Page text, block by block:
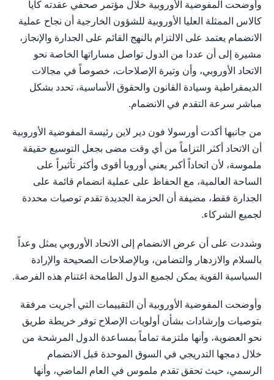
وأوضحت المفوضية الأوروبية خلال مؤتمر صحفي عقدته كايا
كالاس الممثلة العليا الأوروبية للشؤون الخارجية أن نجاح عملية
الانضمام يعتمد على الالتزام بالنهج القائم على الجدارة والإنجاز،
مشيرة إلى أن عددا من الدول تواصل مساراتها الخاصة نحو
الاتحاد الأوروبي، وأن وتيرة الإصلاحات، خصوصاً في مجالات
الديمقراطية وسيادة القانون والحقوق الأساسية، تحدد بشكل
مباشر سرعة التقدم في الانضمام.
من جانبها أكدت أورسولا فون دير لاين رئيسة المفوضية الأوروبية
أن الاتحاد أكثر التزاماً من أي وقت مضى بجعل التوسيع حقيقة
ملموسة، لأن اتحاداً أكبر يعني أوروبا أقوى وأكثر تأثيراً على
الساحة العالمية، مع الحفاظ على عملية انضمام قائمة على
الجدارة فقط، مضيفة أن الحزمة الجديدة تقدم توصيات محددة
لجميع الشركاء.
وشددت على أن عرض الانضمام إلى الاتحاد الأوروبي يمثل وعداً
بالسلام والازدهار والتضامن، وبالإصلاحات الصحيحة والإرادة
السياسية القوية يمكن لجميع الدول الطامحة اغتنام هذه الفرصة.
وأوضحت المفوضية الأوروبية أن التقييمات التي أجريت مرفقة
بتوصيات وإرشادات بشأن أولويات الإصلاح توفر خريطة طريق
نحو العضوية، وأنها ملتزمة تماماً بمساعدة الدول المرشحة من
خلال دمجها التدريجي في السوق الموحدة قبل الانضمام
الرسمي، حيث تحقق تقدم ملموس في العام الماضي، وأنها